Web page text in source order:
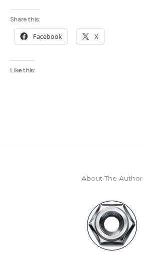
Share this:
Facebook X
Like this:
About The Author